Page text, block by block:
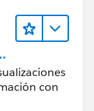
con